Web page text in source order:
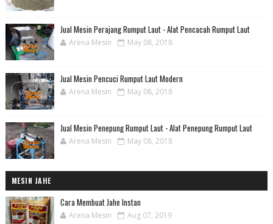
Jual Mesin Perajang Rumput Laut - Alat Pencacah Rumput Laut
Arena Mesin May 08, 2018
Jual Mesin Pencuci Rumput Laut Modern
Arena Mesin May 08, 2018
Jual Mesin Penepung Rumput Laut - Alat Penepung Rumput Laut
Arena Mesin May 08, 2018
MESIN JAHE
Cara Membuat Jahe Instan
Arena Mesin Aug 07, 2019